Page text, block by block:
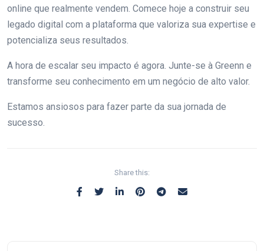
online que realmente vendem. Comece hoje a construir seu
legado digital com a plataforma que valoriza sua expertise e
potencializa seus resultados.
A hora de escalar seu impacto é agora. Junte-se à Greenn e
transforme seu conhecimento em um negócio de alto valor.
Estamos ansiosos para fazer parte da sua jornada de
sucesso.
Share this: